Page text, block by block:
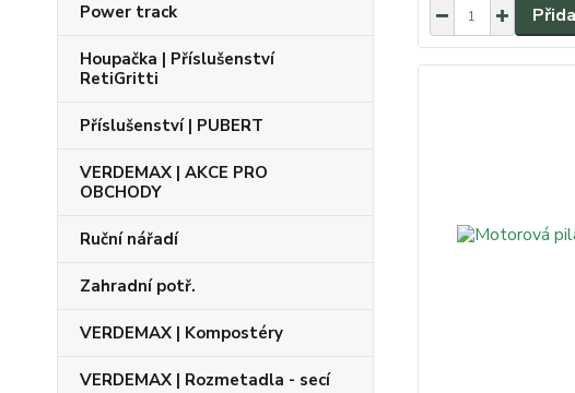
Power track
Houpačka | Příslušenství
RetiGritti
Příslušenství | PUBERT
VERDEMAX | AKCE PRO
OBCHODY
Ruční nářadí
Zahradní potř.
VERDEMAX | Kompostéry
VERDEMAX | Rozmetadla - secí